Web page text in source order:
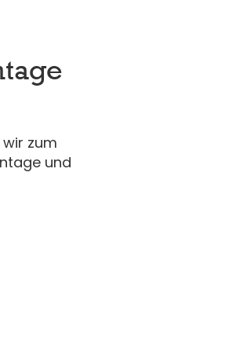
zum
und